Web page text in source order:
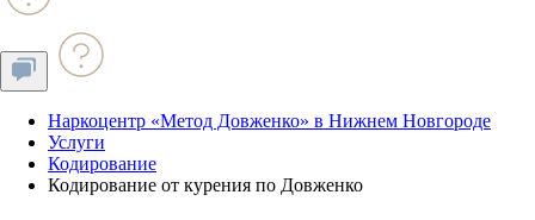
Наркоцентр «Метод Довженко» в Нижнем Новгороде
Услуги
Кодирование
Кодирование от курения по Довженко